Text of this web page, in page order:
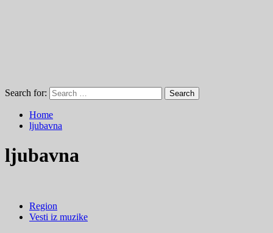
Search for:
Home
ljubavna
ljubavna
Region
Vesti iz muzike